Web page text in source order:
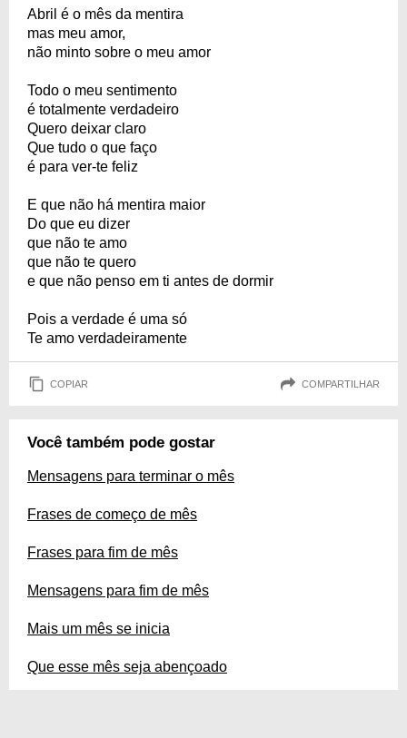
Abril é o mês da mentira
mas meu amor,
não minto sobre o meu amor
Todo o meu sentimento
é totalmente verdadeiro
Quero deixar claro
Que tudo o que faço
é para ver-te feliz
E que não há mentira maior
Do que eu dizer
que não te amo
que não te quero
e que não penso em ti antes de dormir
Pois a verdade é uma só
Te amo verdadeiramente
COPIAR COMPARTILHAR
Você também pode gostar
Mensagens para terminar o mês
Frases de começo de mês
Frases para fim de mês
Mensagens para fim de mês
Mais um mês se inicia
Que esse mês seja abençoado